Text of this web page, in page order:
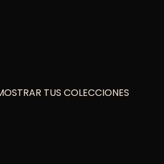
TUS COLECCIONES